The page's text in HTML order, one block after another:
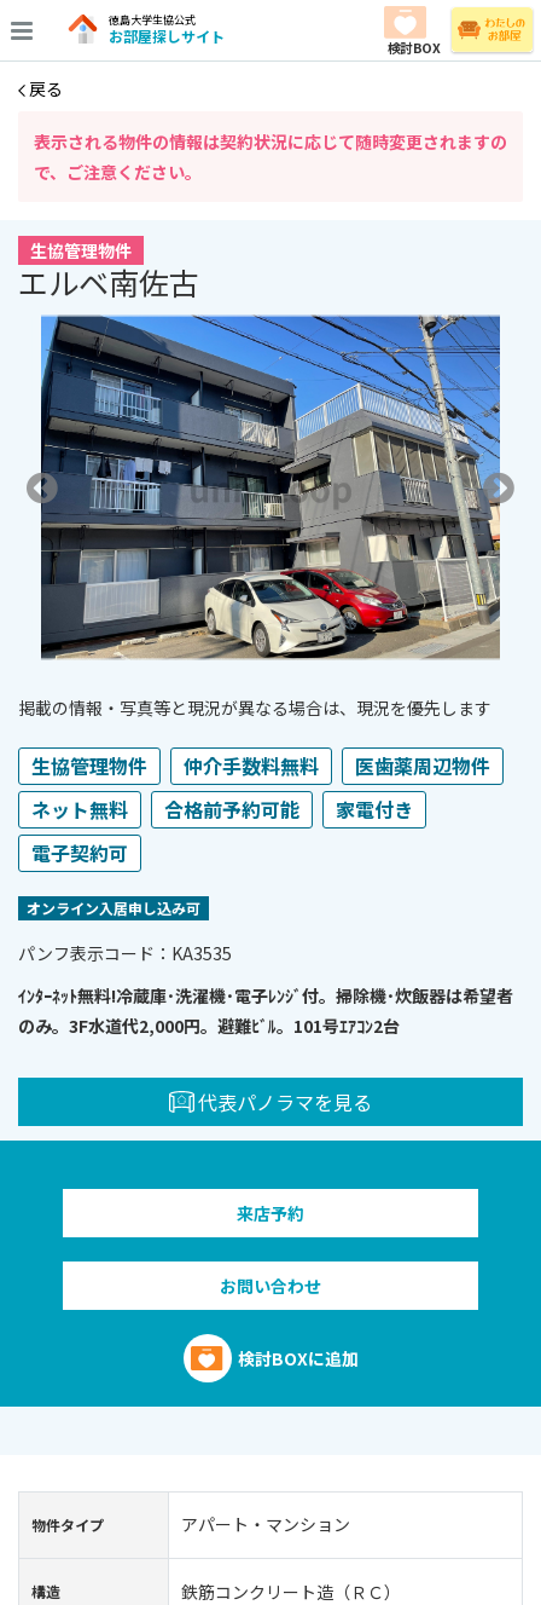
徳島大学生協公式
お部屋探しサイト
検討BOX
戻る
表⽰される物件の情報は契約状況に応じて随時変更されますの
で、ご注意ください。
生協管理物件
エルベ南佐古
掲載の情報・写真等と現況が異なる場合は、現況を優先します
生協管理物件 仲介手数料無料
医歯薬周辺物件
ネット無料
合格前予約可能
家電付き
電子契約可
オンライン⼊居申し込み可
パンフ表⽰コード：KA3535
ｲﾝﾀｰﾈｯﾄ無料!冷蔵庫･洗濯機･電子ﾚﾝｼﾞ付。掃除機･炊飯器は希望者
のみ。3F水道代2,000円。避難ﾋﾞﾙ。101号ｴｱｺﾝ2台
代表パノラマを見る
来店予約
お問い合わせ
検討BOXに追加
物件タイプ アパート・マンション
構造 鉄筋コンクリート造（ＲＣ）